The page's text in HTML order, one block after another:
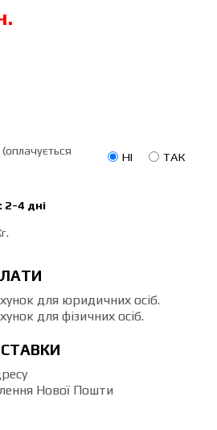
(оплачується
НІ ТАК
2-4 дні
для юридичних осіб.
для фізичних осіб.
Нової Пошти